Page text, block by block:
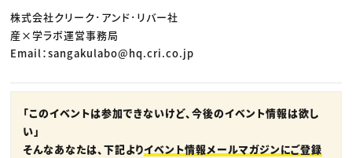
株式会社クリーク･アンド･リバー社
産×学ラボ運営事務局
Email：sangakulabo@hq.cri.co.jp
「このイベントは参加できないけど、今後のイベント情報は欲し
い」
そんなあなたは、下記よりイベント情報メールマガジンにご登録